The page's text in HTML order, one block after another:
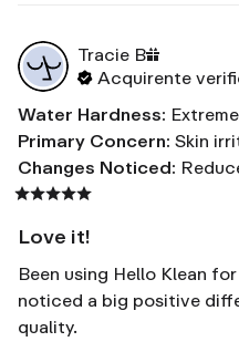
Tracie B
Acquirente
Water Hardness:
Primary Concern: Skin
Changes Noticed:
Love it!
Been using Hello Klean
noticed a big positive
quality.